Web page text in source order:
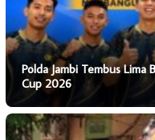
Polda Jambi Tembus Lima
Cup 2026